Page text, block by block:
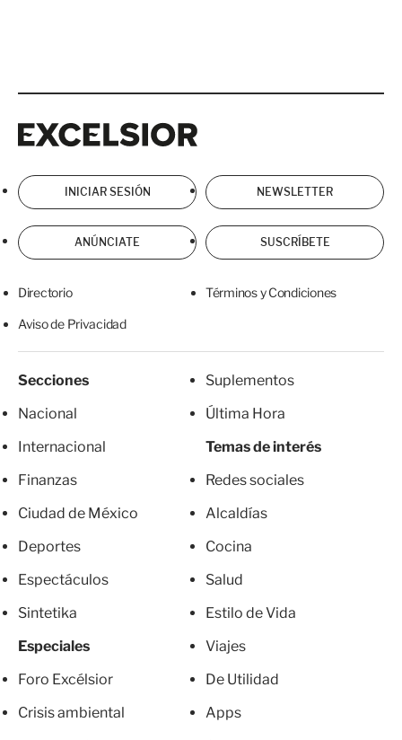
INICIAR SESIÓN NEWSLETTER
ANÚNCIATE SUSCRÍBETE
Directorio Términos y Condiciones
Aviso de Privacidad
Secciones
Nacional
Internacional
Finanzas
Ciudad de México
Deportes
Espectáculos
Sintetika
Especiales
Foro Excélsior
Crisis ambiental
Suplementos
Última Hora
Temas de interés
Redes sociales
Alcaldías
Cocina
Salud
Estilo de Vida
Viajes
De Utilidad
Apps